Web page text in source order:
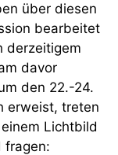
über diesen
bearbeitet
derzeitigem
davor
den 22.-24.
erweist, treten
Lichtbild
fragen: